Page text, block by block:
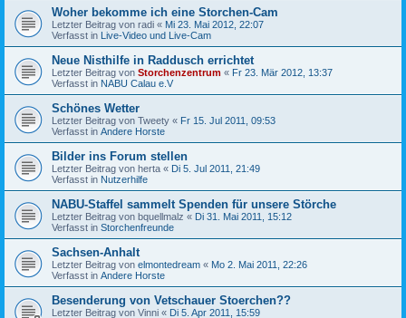
Woher bekomme ich eine Storchen-Cam
Letzter Beitrag von radi « Mi 23. Mai 2012, 22:07
Verfasst in Live-Video und Live-Cam
Neue Nisthilfe in Raddusch errichtet
Letzter Beitrag von Storchenzentrum « Fr 23. Mär 2012, 13:37
Verfasst in NABU Calau e.V
Schönes Wetter
Letzter Beitrag von Tweety « Fr 15. Jul 2011, 09:53
Verfasst in Andere Horste
Bilder ins Forum stellen
Letzter Beitrag von herta « Di 5. Jul 2011, 21:49
Verfasst in Nutzerhilfe
NABU-Staffel sammelt Spenden für unsere Störche
Letzter Beitrag von bquellmalz « Di 31. Mai 2011, 15:12
Verfasst in Storchenfreunde
Sachsen-Anhalt
Letzter Beitrag von elmontedream « Mo 2. Mai 2011, 22:26
Verfasst in Andere Horste
Besenderung von Vetschauer Stoerchen??
Letzter Beitrag von Vinni « Di 5. Apr 2011, 15:59